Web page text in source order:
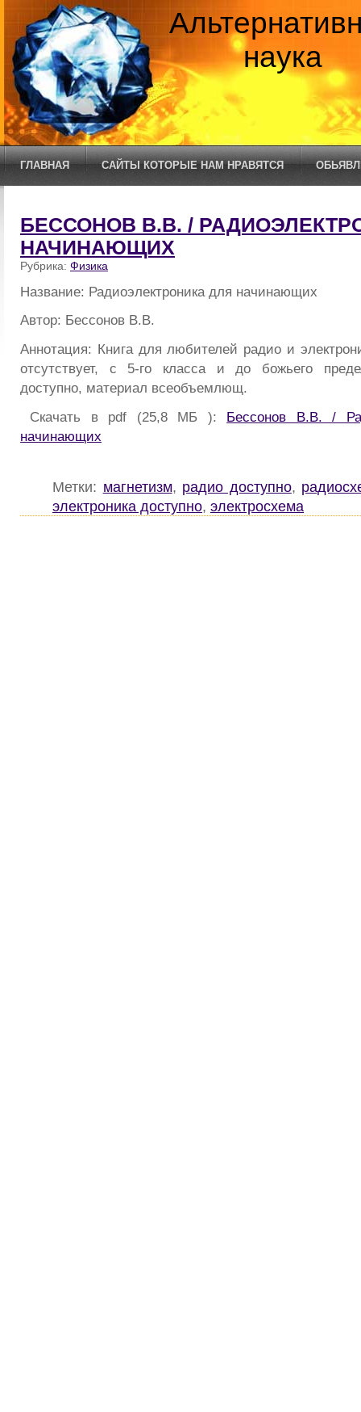
наука
ГЛАВНАЯ САЙТЫ КОТОРЫЕ НАМ НРАВЯТСЯ
БЕССОНОВ В.В. /
НАЧИНАЮЩИХ
Рубрика: Физика
Название: Радиоэлектроника для начинающих
Автор: Бессонов В.В.
Аннотация: Книга для любителей радио и
отсутствует, с 5-го класса и до божьего
доступно, материал всеобъемлющ.
Скачать в pdf (25,8 МБ ): Бессонов В.В. /
начинающих
Метки: магнетизм, радио доступно,
электроника доступно, электросхема